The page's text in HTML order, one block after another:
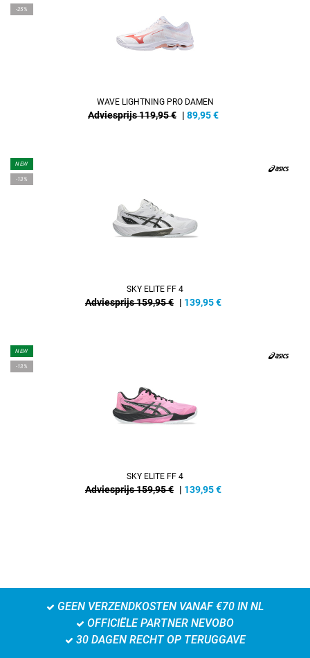
-25%
WAVE LIGHTNING PRO DAMEN
Adviesprijs 119,95 € | 89,95€
NEW
-13%
SKY ELITE FF 4
Adviesprijs 159,95 € | 139,95€
NEW
-13%
SKY ELITE FF 4
Adviesprijs 159,95 € | 139,95€
GEEN VERZENDKOSTEN VANAF €70 IN NL
OFFICIËLE PARTNER NEVOBO
30 DAGEN RECHT OP TERUGGAVE